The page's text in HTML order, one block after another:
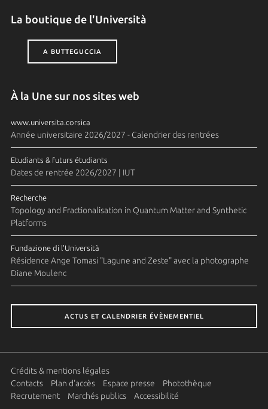
La boutique de l'Università
A BUTTEGUCCIA
À la Une sur nos sites web
www.universita.corsica
Année universitaire 2026/2027 - Calendrier des rentrées
Etudiants & futurs étudiants
Dates de rentrée 2026/2027 | IUT
Recherche
Topology and Fractionalisation in Quantum Matter and Synthetic
Platforms
Fundazione di l'Università
Résidence Ange Tomasi "Lagune and Zeste" avec la photographe
Diane Moulenc
ACTUS ET CALENDRIER ÉVÈNEMENTIEL
Crédits & mentions légales
Contacts
Plan d'accès Espace presse
Photothèque
Recrutement
Marchés publics Accessibilité